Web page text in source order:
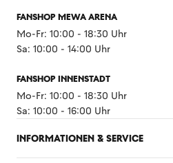
FANSHOP MEWA ARENA
Mo-Fr: 10:00 - 18:30 Uhr
Sa: 10:00 - 14:00 Uhr
FANSHOP INNENSTADT
Mo-Fr: 10:00 - 18:30 Uhr
Sa: 10:00 - 16:00 Uhr
INFORMATIONEN & SERVICE